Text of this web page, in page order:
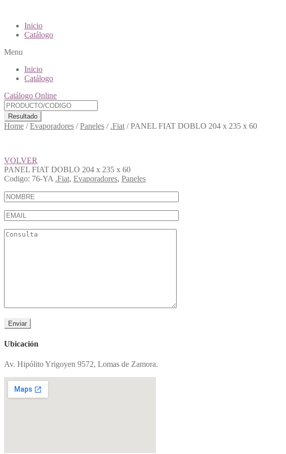
Inicio
Catálogo
Menu
Inicio
Catálogo
Catálogo Online
Resultado
Home /Evaporadores /Paneles / .Fiat /PANEL FIAT DOBLO 204 x 235 x 60
VOLVER
PANEL FIAT DOBLO 204 x 235 x 60
Codigo: 76-YA .Fiat, Evaporadores, Paneles
Ubicación
Av. Hipólito Yrigoyen 9572, Lomas de Zamora.